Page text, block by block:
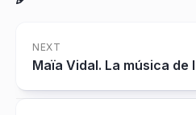
NEXT
Maïa Vidal. La música de